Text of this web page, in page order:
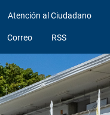
Atención al Ciudadano
Correo RSS